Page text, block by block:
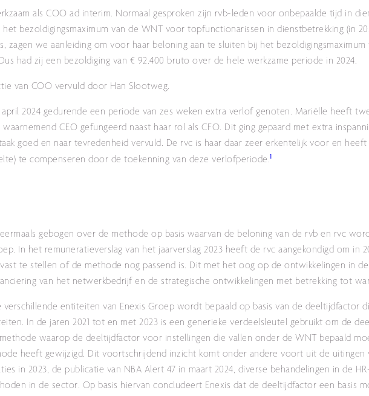
als COO ad interim. Normaal gesproken zijn rvb-leden voor onbepaalde tijd in
bezoldigingsmaximum van de WNT voor topfunctionarissen in dienstbetrekking (in
zagen we aanleiding om voor haar beloning aan te sluiten bij het bezoldigingsmaximum
had zij een bezoldiging van € 92.400 bruto over de hele werkzame periode in 2024.
van COO vervuld door Han Slootweg.
2024 gedurende een periode van zes weken extra verlof genoten. Mariëlle heeft
CEO gefungeerd naast haar rol als CFO. Dit ging gepaard met extra
goed en naar tevredenheid vervuld. De rvc is haar daar zeer erkentelijk voor en heeft
te compenseren door de toekenning van deze verlofperiode.1
gebogen over de methode op basis waarvan de beloning van de rvb en rvc
In het remuneratieverslag van het jaarverslag 2023 heeft de rvc aangekondigd om in
te stellen of de methode nog passend is. Dit met het oog op de ontwikkelingen in
van het netwerkbedrijf en de strategische ontwikkelingen met betrekking tot
verschillende entiteiten van Enexis Groep wordt bepaald op basis van de deeltijdfactor
In de jaren 2021 tot en met 2023 is een generieke verdeelsleutel gebruikt om de
waarop de deeltijdfactor voor instellingen die vallen onder de WNT bepaald
heeft gewijzigd. Dit voortschrijdend inzicht komt onder andere voort uit de uitingen
in 2023, de publicatie van NBA Alert 47 in maart 2024, diverse behandelingen in de
in de sector. Op basis hiervan concludeert Enexis dat de deeltijdfactor een basis